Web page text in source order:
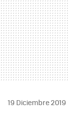
19 Diciembre 2019